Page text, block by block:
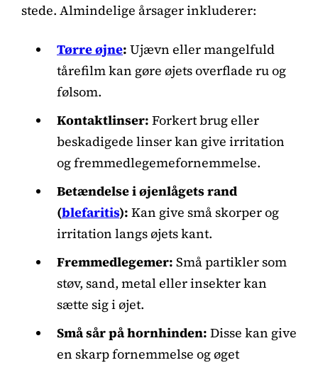
stede. Almindelige årsager inkluderer:
Tørre øjne: Ujævn eller mangelfuld
tårefilm kan gøre øjets overflade ru og
følsom.
Kontaktlinser: Forkert brug eller
beskadigede linser kan give irritation
og fremmedlegemefornemmelse.
Betændelse i øjenlågets rand
(blefaritis): Kan give små skorper og
irritation langs øjets kant.
Fremmedlegemer: Små partikler som
støv, sand, metal eller insekter kan
sætte sig i øjet.
Små sår på hornhinden: Disse kan give
en skarp fornemmelse og øget